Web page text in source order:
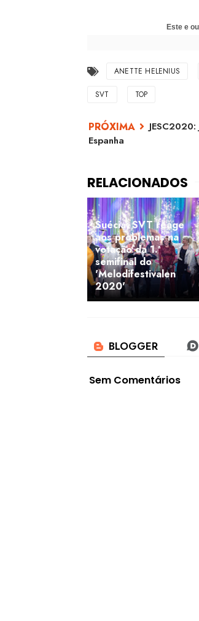
Este e
ANETTE HELENIUS
SVT TOP
Espanha
Suécia: SVT reage
aos problemas na
votação da 1.ª
semifinal do
'Melodifestivalen
2020'
Sem Comentários